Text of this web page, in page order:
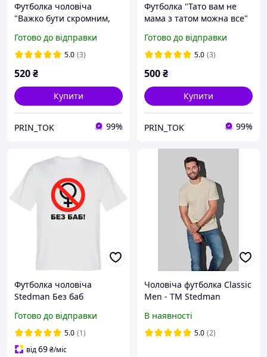
Футболка чоловіча
"Важко бути скромним,
Готово до відправки
5.0 (3)
520₴
Купити
PRIN_TOK 99%
Футболка "Тато вам не
мама з татом можна все"
подарунок для супер-тата
Готово до відправки
5.0 (3)
500₴
Купити
PRIN_TOK 99%
Футболка чоловіча
Stedman Без баб
Готово до відправки
5.0 (1)
від69₴/міс
Чоловіча футболка Classic
Men - TM Stedman
В наявності
5.0 (2)